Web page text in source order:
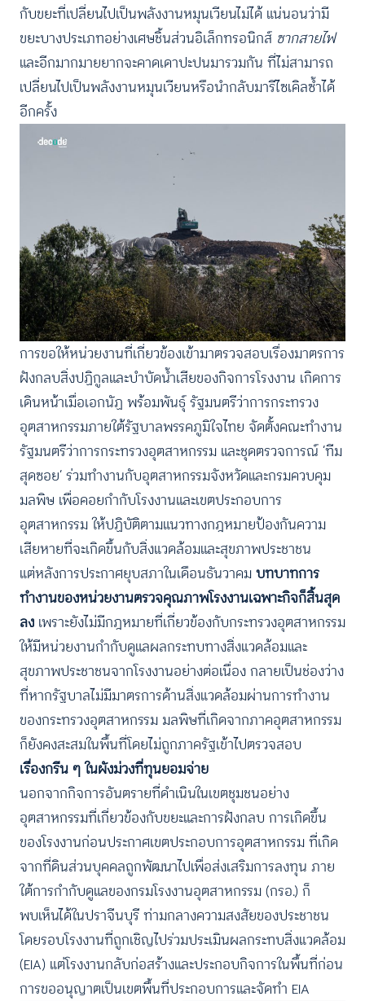
กับขยะที่เปลี่ยนไปเป็นพลังงานหมุนเวียนไม่ได้ แน่นอนว่ามี
ขยะบางประเภทอย่างเศษชิ้นส่วนอิเล็กทรอนิกส์ ซากสายไฟ
และอีกมากมายยากจะคาดเดาปะปนมารวมกัน ที่ไม่สามารถ
เปลี่ยนไปเป็นพลังงานหมุนเวียนหรือนำกลับมารีไซเคิลซ้ำได้
อีกครั้ง
การขอให้หน่วยงานที่เกี่ยวข้องเข้ามาตรวจสอบเรื่องมาตรการ
ฝังกลบสิ่งปฏิกูลและบำบัดน้ำเสียของกิจการโรงงาน เกิดการ
เดินหน้าเมื่อเอกนัฏ พร้อมพันธุ์ รัฐมนตรีว่าการกระทรวง
อุตสาหกรรมภายใต้รัฐบาลพรรคภูมิใจไทย จัดตั้งคณะทำงาน
รัฐมนตรีว่าการกระทรวงอุตสาหกรรม และชุดตรวจการณ์ ‘ทีม
สุดซอย’ ร่วมทำงานกับอุตสาหกรรมจังหวัดและกรมควบคุม
มลพิษ เพื่อคอยกำกับโรงงานและเขตประกอบการ
อุตสาหกรรม ให้ปฏิบัติตามแนวทางกฎหมายป้องกันความ
เสียหายที่จะเกิดขึ้นกับสิ่งแวดล้อมและสุขภาพประชาชน
แต่หลังการประกาศยุบสภาในเดือนธันวาคมบทบาทการ
ทำงานของหน่วยงานตรวจคุณภาพโรงงานเฉพาะกิจก็สิ้นสุด
ลง เพราะยังไม่มีกฎหมายที่เกี่ยวข้องกับกระทรวงอุตสาหกรรม
ให้มีหน่วยงานกำกับดูแลผลกระทบทางสิ่งแวดล้อมและ
สุขภาพประชาชนจากโรงงานอย่างต่อเนื่อง กลายเป็นช่องว่าง
ที่หากรัฐบาลไม่มีมาตรการด้านสิ่งแวดล้อมผ่านการทำงาน
ของกระทรวงอุตสาหกรรม มลพิษที่เกิดจากภาคอุตสาหกรรม
ก็ยังคงสะสมในพื้นที่โดยไม่ถูกภาครัฐเข้าไปตรวจสอบ
เรื่องกรีน ๆ ในผังม่วงที่ทุนยอมจ่าย
นอกจากกิจการอันตรายที่ดำเนินในเขตชุมชนอย่าง
อุตสาหกรรมที่เกี่ยวข้องกับขยะและการฝังกลบ การเกิดขึ้น
ของโรงงานก่อนประกาศเขตประกอบการอุตสาหกรรม ที่เกิด
จากที่ดินส่วนบุคคลถูกพัฒนาไปเพื่อส่งเสริมการลงทุน ภาย
ใต้การกำกับดูแลของกรมโรงงานอุตสาหกรรม (กรอ.) ก็
พบเห็นได้ในปราจีนบุรี ท่ามกลางความสงสัยของประชาชน
โดยรอบโรงงานที่ถูกเชิญไปร่วมประเมินผลกระทบสิ่งแวดล้อม
(EIA) แต่โรงงานกลับก่อสร้างและประกอบกิจการในพื้นที่ก่อน
การขออนุญาตเป็นเขตพื้นที่ประกอบการและจัดทำ EIA